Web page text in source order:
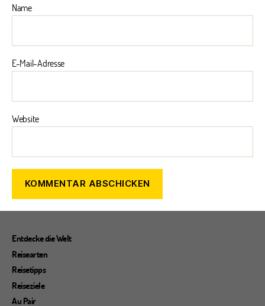
Name
E-Mail-Adresse
Website
Entdecke die Welt
Reisearten
Reisetipps
Reiseziele
Au Pair